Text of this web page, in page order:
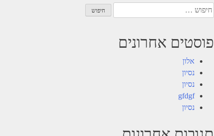
חיפוש:
פוסטים אחרונים
אלון
נסיון
נסיון
gfdgf
נסיון